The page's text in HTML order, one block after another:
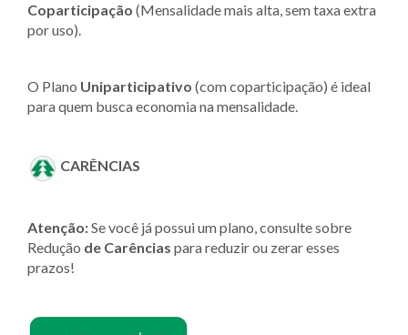
Coparticipação (Mensalidade mais alta, sem taxa extra
por uso).
O Plano Uniparticipativo (com coparticipação) é ideal
para quem busca economia na mensalidade.
CARÊNCIAS
Atenção:Se você já possui um plano, consulte sobre
Redução de Carências para reduzir ou zerar esses
prazos!